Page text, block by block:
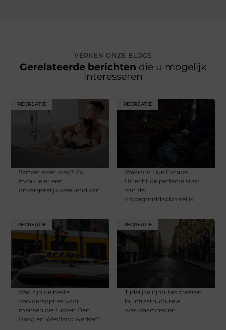
VERKEN ONZE BLOGS
Gerelateerde berichten die u mogelijk
interesseren
RECREATIE
Samen even weg? Zo
maak je er een
onvergetelijk weekend van
RECREATIE
Waarom Live Escape
Utrecht de perfecte start
van de
vrijdagmiddagborrel is
RECREATIE
Wat zijn de beste
vervoersopties voor
mensen die tussen Den
Haag en Westland werken?
RECREATIE
Tijdelijke rijroutes creëren
bij infrastructurele
werkzaamheden